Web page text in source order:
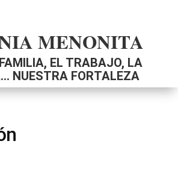
MENONITA
EL TRABAJO, LA
NUESTRA FORTALEZA